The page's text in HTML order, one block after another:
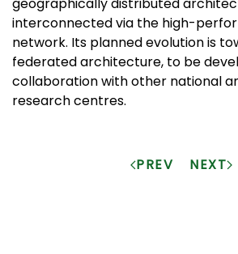
interconnected via the high-
network. Its planned evolution is
federated architecture, to be
collaboration with other national
research centres.
PREV NEXT